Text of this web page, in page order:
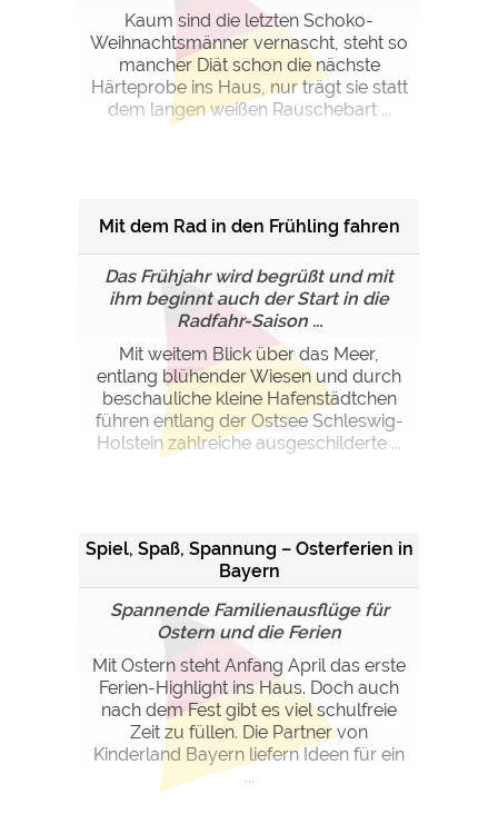
Kaum sind die letzten Schoko-
Weihnachtsmänner vernascht, steht so
mancher Diät schon die nächste
Härteprobe ins Haus, nur trägt sie statt
dem langen weißen Rauschebart ...
Mit dem Rad in den Frühling fahren
Das Frühjahr wird begrüßt und mit
ihm beginnt auch der Start in die
Radfahr-Saison ...
Mit weitem Blick über das Meer,
entlang blühender Wiesen und durch
beschauliche kleine Hafenstädtchen
führen entlang der Ostsee Schleswig-
Holstein zahlreiche ausgeschilderte ...
Spiel, Spaß, Spannung – Osterferien in
Bayern
Spannende Familienausflüge für
Ostern und die Ferien
Mit Ostern steht Anfang April das erste
Ferien-Highlight ins Haus. Doch auch
nach dem Fest gibt es viel schulfreie
Zeit zu füllen. Die Partner von
Kinderland Bayern liefern Ideen für ein
...